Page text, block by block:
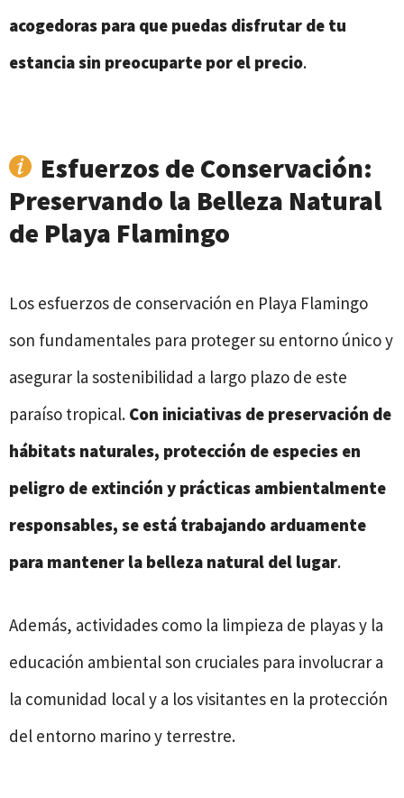
acogedoras para que puedas disfrutar de tu
estancia sin preocuparte por el precio.
Esfuerzos de Conservación:
Preservando la Belleza Natural
de Playa Flamingo
Los esfuerzos de conservación en Playa Flamingo
son fundamentales para proteger su entorno único y
asegurar la sostenibilidad a largo plazo de este
paraíso tropical. Con iniciativas de preservación de
hábitats naturales, protección de especies en
peligro de extinción y prácticas ambientalmente
responsables, se está trabajando arduamente
para mantener la belleza natural del lugar.
Además, actividades como la limpieza de playas y la
educación ambiental son cruciales para involucrar a
la comunidad local y a los visitantes en la protección
del entorno marino y terrestre.